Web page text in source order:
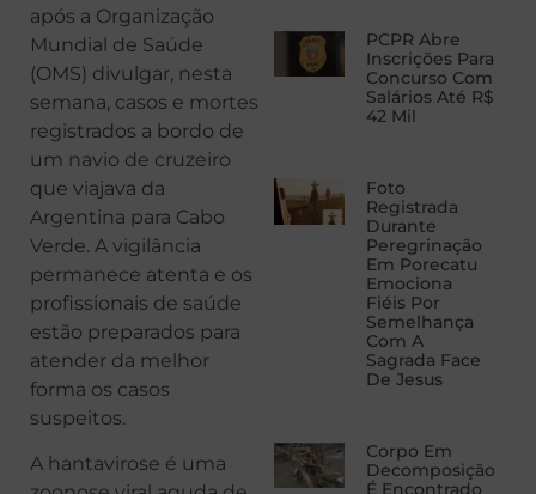
após a Organização
Mundial de Saúde
(OMS) divulgar, nesta
semana, casos e mortes
registrados a bordo de
um navio de cruzeiro
que viajava da
Argentina para Cabo
Verde. A vigilância
permanece atenta e os
profissionais de saúde
estão preparados para
atender da melhor
forma os casos
suspeitos.
A hantavirose é uma
PCPR Abre
Inscrições Para
Concurso Com
Salários Até R$
42 Mil
Foto
Registrada
Durante
Peregrinação
Em Porecatu
Emociona
Fiéis Por
Semelhança
Com A
Sagrada Face
De Jesus
Corpo Em
Decomposição
É Encontrado